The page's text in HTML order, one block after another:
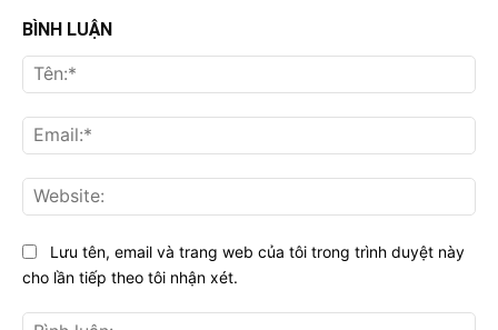
BÌNH LUẬN
Lưu tên, email và trang web của tôi trong trình duyệt này
cho lần tiếp theo tôi nhận xét.